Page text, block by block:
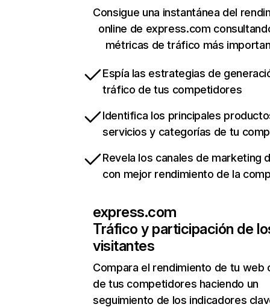
Consigue una instantánea del
online de express.com
métricas de tráfico más
Espía las estrategias de
tráfico de tus competidores
Identifica los principales
servicios y categorías de tu
Revela los canales de marketing
con mejor rendimiento de la
express.com
Tráfico y participación de
visitantes
Compara el rendimiento de tu web
de tus competidores haciendo un
seguimiento de los indicadores